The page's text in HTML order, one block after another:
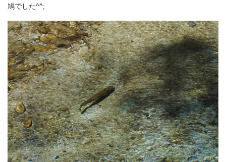
鳩でした^^;